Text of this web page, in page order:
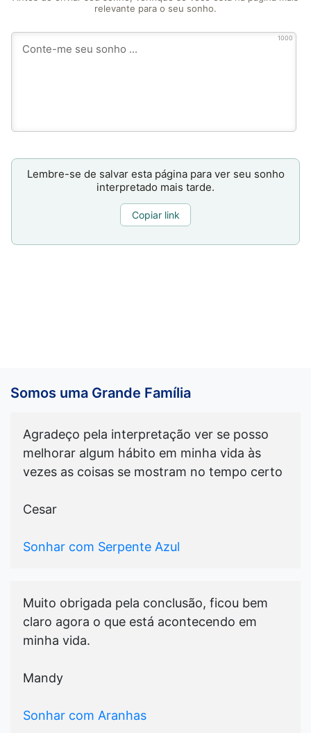
relevante para o seu sonho.
1000
Lembre-se de salvar esta página para ver seu sonho
interpretado mais tarde.
Copiar link
Somos uma Grande Família
Agradeço pela interpretação ver se posso
melhorar algum hábito em minha vida às
vezes as coisas se mostram no tempo certo
Cesar
Sonhar com Serpente Azul
Muito obrigada pela conclusão, ficou bem
claro agora o que está acontecendo em
minha vida.
Mandy
Sonhar com Aranhas